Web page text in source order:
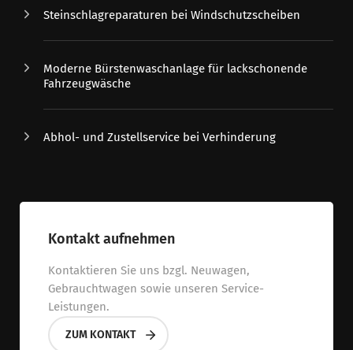
Steinschlagreparaturen bei Windschutzscheiben
Moderne Bürstenwaschanlage für lackschonende
Fahrzeugwäsche
Abhol- und Zustellservice bei Verhinderung
Kontakt aufnehmen
Kontaktieren Sie uns bzgl. Neuwagen,
Gebrauchtwagen sowie unseren Service-
Leistungen.
ZUM KONTAKT